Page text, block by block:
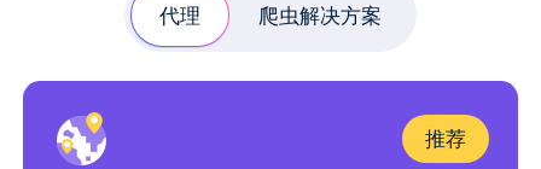
代理 爬虫解决方案
推荐